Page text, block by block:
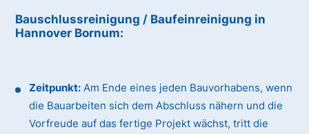
Bauschlussreinigung / Baufeinreinigung in
Hannover Bornum:
Zeitpunkt: Am Ende eines jeden Bauvorhabens, wenn
die Bauarbeiten sich dem Abschluss nähern und die
Vorfreude auf das fertige Projekt wächst, tritt die